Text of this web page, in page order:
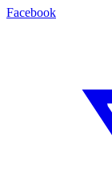
Facebook